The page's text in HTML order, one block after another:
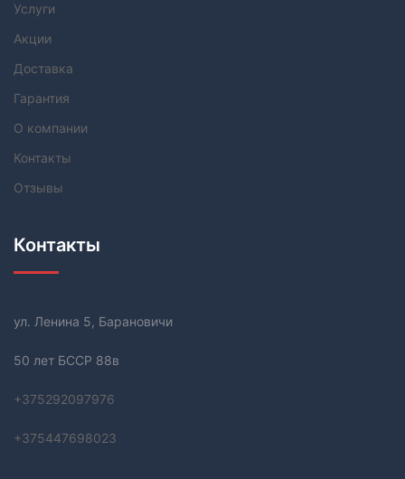
Услуги
Акции
Доставка
Гарантия
О компании
Контакты
Отзывы
Контакты
ул. Ленина 5, Барановичи
50 лет БССР 88в
+375292097976
+375447698023